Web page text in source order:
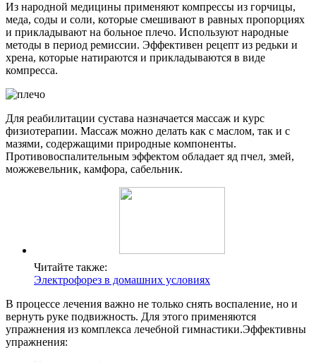
Из народной медицины применяют компрессы из горчицы,
меда, соды и соли, которые смешивают в равных пропорциях
и прикладывают на больное плечо. Используют народные
методы в период ремиссии. Эффективен рецепт из редьки и
хрена, которые натираются и прикладываются в виде
компресса.
Для реабилитации сустава назначается массаж и курс
физиотерапии. Массаж можно делать как с маслом, так и с
мазями, содержащими природные компоненты.
Противовоспалительным эффектом обладает яд пчел, змей,
можжевельник, камфора, сабельник.
Читайте также:
Электрофорез в домашних условиях
В процессе лечения важно не только снять воспаление, но и
вернуть руке подвижность. Для этого применяются
упражнения из комплекса лечебной гимнастики.Эффективны
упражнения: